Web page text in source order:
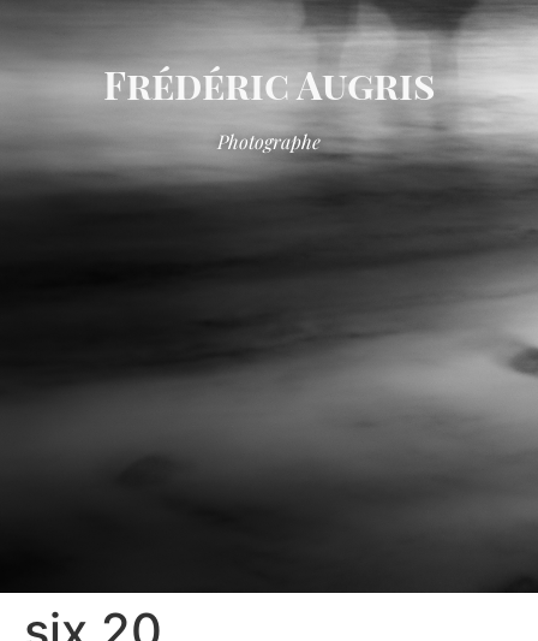
Frédéric Augris
Photographe